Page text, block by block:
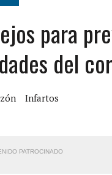
para
del
Infartos
PATROCINADO